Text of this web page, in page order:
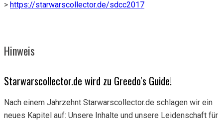
> https://starwarscollector.de/sdcc2017
Hinweis
Starwarscollector.de wird zu Greedo's Guide!
Nach einem Jahrzehnt Starwarscollector.de schlagen wir ein
neues Kapitel auf: Unsere Inhalte und unsere Leidenschaft für